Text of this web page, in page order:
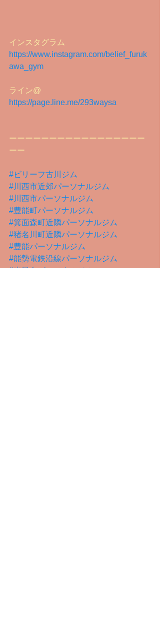
インスタグラム
https://www.instagram.com/belief_furuk
awa_gym
ライン@
https://page.line.me/293waysa
ーーーーーーーーーーーーーーーーー
ーー
#ビリーフ古川ジム
#川西市近郊パーソナルジム
#川西市パーソナルジム
#豊能町パーソナルジム
#箕面森町近隣パーソナルジム
#猪名川町近隣パーソナルジム
#豊能パーソナルジム
#能勢電鉄沿線パーソナルジム
#光風台パーソナルジム